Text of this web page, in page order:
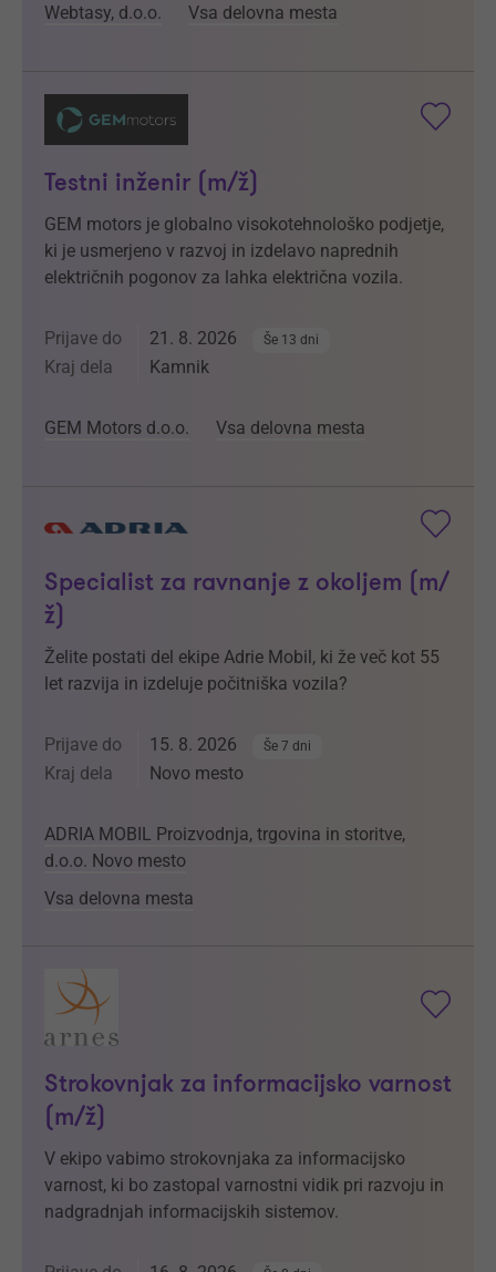
Webtasy, d.o.o. Vsa delovna mesta
Testni inženir (m/ž)
GEM motors je globalno visokotehnološko podjetje,
ki je usmerjeno v razvoj in izdelavo naprednih
električnih pogonov za lahka električna vozila.
Prijave do 21. 8. 2026 Še 13 dni
Kraj dela Kamnik
GEM Motors d.o.o. Vsa delovna mesta
Specialist za ravnanje z okoljem (m/
ž)
Želite postati del ekipe Adrie Mobil, ki že več kot 55
let razvija in izdeluje počitniška vozila?
Prijave do 15. 8. 2026 Še 7 dni
Kraj dela Novo mesto
ADRIA MOBIL Proizvodnja, trgovina in storitve,
d.o.o. Novo mesto
Vsa delovna mesta
Strokovnjak za informacijsko varnost
(m/ž)
V ekipo vabimo strokovnjaka za informacijsko
varnost, ki bo zastopal varnostni vidik pri razvoju in
nadgradnjah informacijskih sistemov.